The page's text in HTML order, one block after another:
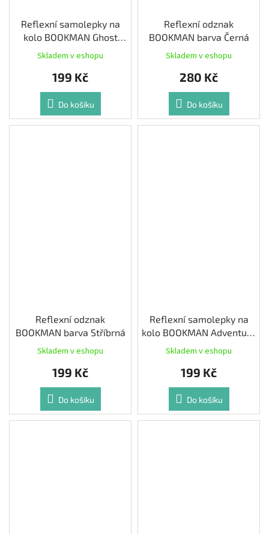
Reflexní samolepky na
kolo BOOKMAN Ghost
barva Bílá
Skladem v eshopu
199 Kč
Do košíku
Reflexní odznak
BOOKMAN barva Černá
Skladem v eshopu
280 Kč
Do košíku
Reflexní odznak
BOOKMAN barva Stříbrná
Skladem v eshopu
199 Kč
Do košíku
Reflexní samolepky na
kolo BOOKMAN Adventure
barva Žlutá
Skladem v eshopu
199 Kč
Do košíku